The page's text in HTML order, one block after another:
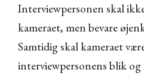
Interviewpersonen skal
kameraet, men bevare
Samtidig skal kameraet
interviewpersonens blik